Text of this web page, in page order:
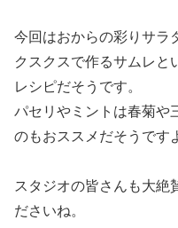
今回はおからの彩りサラ
クスクスで作るサムレと
レシピだそうです。
パセリやミントは春菊や
のもおススメだそうです
スタジオの皆さんも大絶
ださいね。